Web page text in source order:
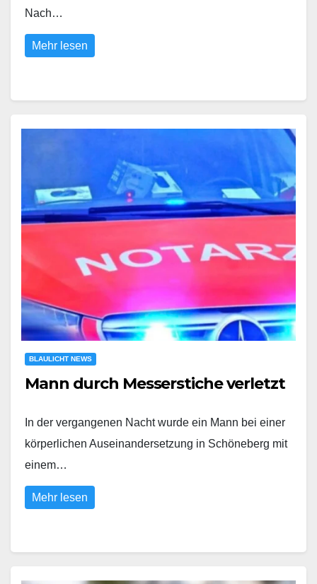
Nach…
Mehr lesen
BLAULICHT NEWS
Mann durch Messerstiche verletzt
In der vergangenen Nacht wurde ein Mann bei einer
körperlichen Auseinandersetzung in Schöneberg mit
einem…
Mehr lesen